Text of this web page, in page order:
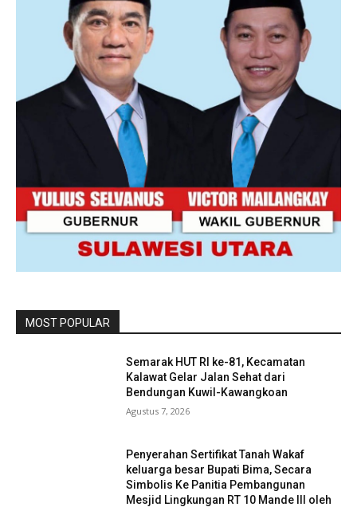
MOST POPULAR
Semarak HUT RI ke-81, Kecamatan
Kalawat Gelar Jalan Sehat dari
Bendungan Kuwil-Kawangkoan
Agustus 7, 2026
Penyerahan Sertifikat Tanah Wakaf
keluarga besar Bupati Bima, Secara
Simbolis Ke Panitia Pembangunan
Mesjid Lingkungan RT 10 Mande III oleh